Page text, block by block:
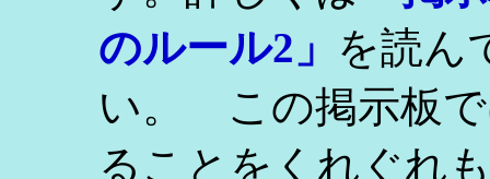
のルール2」 を読ん
い。 この掲示板で
ることをくれぐれ